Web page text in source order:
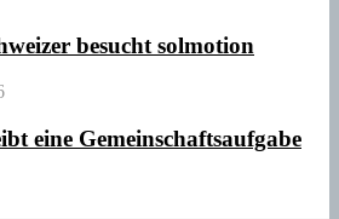
besucht solmotion
eine Gemeinschaftsaufgabe